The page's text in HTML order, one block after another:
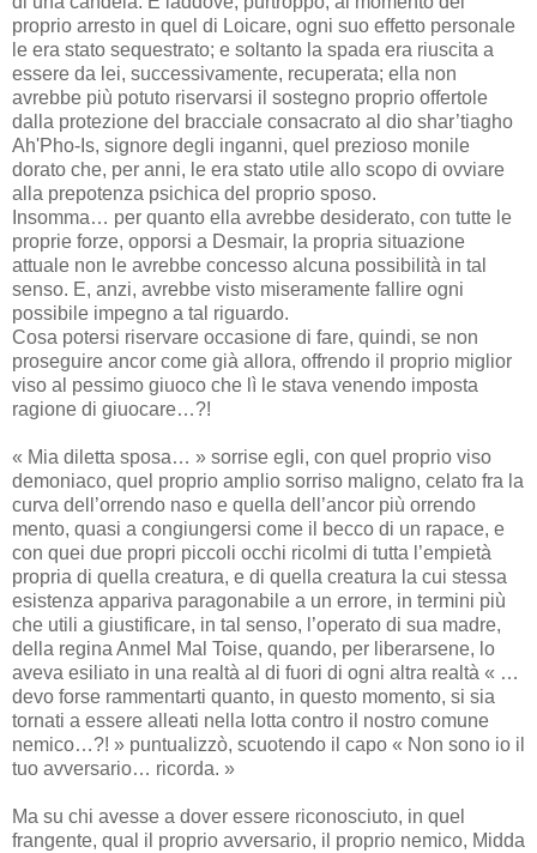
proprio arresto in quel di Loicare, ogni suo effetto personale
le era stato sequestrato; e soltanto la spada era riuscita a
essere da lei, successivamente, recuperata; ella non
avrebbe più potuto riservarsi il sostegno proprio offertole
dalla protezione del bracciale consacrato al dio shar’tiagho
Ah'Pho-Is, signore degli inganni, quel prezioso monile
dorato che, per anni, le era stato utile allo scopo di ovviare
alla prepotenza psichica del proprio sposo.
Insomma… per quanto ella avrebbe desiderato, con tutte le
proprie forze, opporsi a Desmair, la propria situazione
attuale non le avrebbe concesso alcuna possibilità in tal
senso. E, anzi, avrebbe visto miseramente fallire ogni
possibile impegno a tal riguardo.
Cosa potersi riservare occasione di fare, quindi, se non
proseguire ancor come già allora, offrendo il proprio miglior
viso al pessimo giuoco che lì le stava venendo imposta
ragione di giuocare…?!
« Mia diletta sposa… » sorrise egli, con quel proprio viso
demoniaco, quel proprio amplio sorriso maligno, celato fra la
curva dell’orrendo naso e quella dell’ancor più orrendo
mento, quasi a congiungersi come il becco di un rapace, e
con quei due propri piccoli occhi ricolmi di tutta l’empietà
propria di quella creatura, e di quella creatura la cui stessa
esistenza appariva paragonabile a un errore, in termini più
che utili a giustificare, in tal senso, l’operato di sua madre,
della regina Anmel Mal Toise, quando, per liberarsene, lo
aveva esiliato in una realtà al di fuori di ogni altra realtà « …
devo forse rammentarti quanto, in questo momento, si sia
tornati a essere alleati nella lotta contro il nostro comune
nemico…?! » puntualizzò, scuotendo il capo « Non sono io il
tuo avversario… ricorda. »
Ma su chi avesse a dover essere riconosciuto, in quel
frangente, qual il proprio avversario, il proprio nemico, Midda